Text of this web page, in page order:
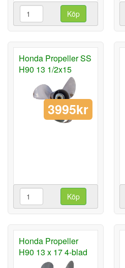
Köp
Honda Propeller SS
H90 13 1/2x15
3995kr
Köp
Honda Propeller
H90 13 x 17 4-blad